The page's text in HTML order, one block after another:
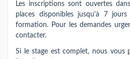
Les inscriptions sont ouvertes
places disponibles jusqu'à 7
formation. Pour les demandes
contacter.
Si le stage est complet, nous vous